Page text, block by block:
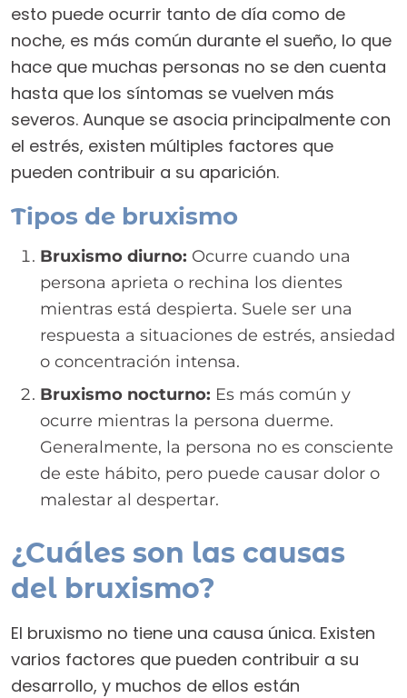
esto puede ocurrir tanto de día como de
noche, es más común durante el sueño, lo que
hace que muchas personas no se den cuenta
hasta que los síntomas se vuelven más
severos. Aunque se asocia principalmente con
el estrés, existen múltiples factores que
pueden contribuir a su aparición.
Tipos de bruxismo
Bruxismo diurno: Ocurre cuando una
persona aprieta o rechina los dientes
mientras está despierta. Suele ser una
respuesta a situaciones de estrés, ansiedad
o concentración intensa.
Bruxismo nocturno: Es más común y
ocurre mientras la persona duerme.
Generalmente, la persona no es consciente
de este hábito, pero puede causar dolor o
malestar al despertar.
¿Cuáles son las causas
del bruxismo?
El bruxismo no tiene una causa única. Existen
varios factores que pueden contribuir a su
desarrollo, y muchos de ellos están